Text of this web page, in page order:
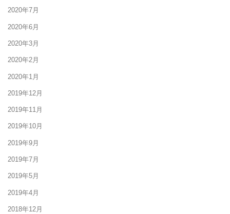
2020年7月
2020年6月
2020年3月
2020年2月
2020年1月
2019年12月
2019年11月
2019年10月
2019年9月
2019年7月
2019年5月
2019年4月
2018年12月